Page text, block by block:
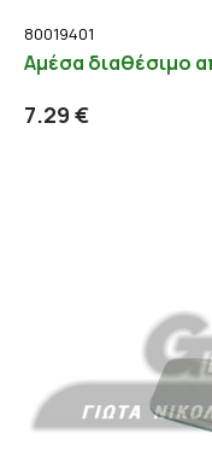
80019401
Αμέσα διαθέσιμο
7.29 €